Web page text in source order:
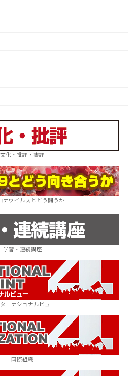
文化・批評・書評
ナウイルスとどう闘うか
学習・連続講座
ーナショナルビュー
国際組織